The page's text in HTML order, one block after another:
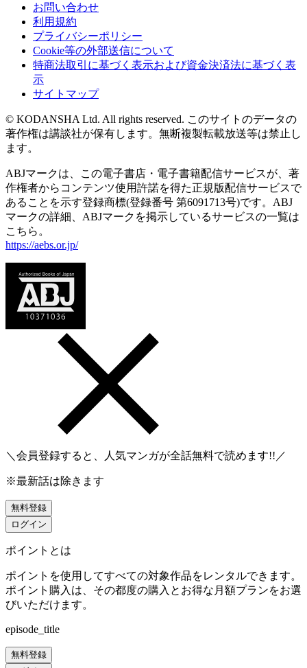
お問い合わせ
利用規約
プライバシーポリシー
Cookie等の外部送信について
特商法取引に基づく表示および資金決済法に基づく表
示
サイトマップ
© KODANSHA Ltd. All rights reserved. このサイトのデータの
著作権は講談社が保有します。無断複製転載放送等は禁止し
ます。
ABJマークは、この電子書店・電子書籍配信サービスが、著
作権者からコンテンツ使用許諾を得た正規版配信サービスで
あることを示す登録商標(登録番号 第6091713号)です。ABJ
マークの詳細、ABJマークを掲示しているサービスの一覧は
こちら。
https://aebs.or.jp/
＼会員登録すると、人気マンガが全話無料で読めます!!／
※最新話は除きます
無料登録
ログイン
ポイントとは
ポイントを使用してすべての対象作品をレンタルできます。
ポイント購入は、その都度の購入とお得な月額プランをお選
びいただけます。
episode_title
無料登録